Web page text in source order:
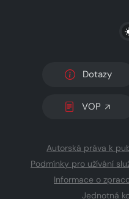
Dotazy
VOP
Autorská práva k
Podmínky pro užívání
Informace o
Jednotná